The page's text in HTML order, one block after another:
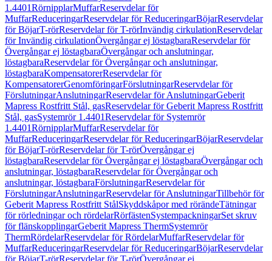
1.4401RörnipplarMuffarReservdelar för
MuffarReduceringarReservdelar för ReduceringarBöjarReservdelar
för BöjarT-rörReservdelar för T-rörInvändig cirkulationReservdelar
för Invändig cirkulationÖvergångar ej löstagbaraReservdelar för
Övergångar ej löstagbaraÖvergångar och anslutningar,
löstagbaraReservdelar för Övergångar och anslutningar,
löstagbaraKompensatorerReservdelar för
KompensatorerGenomföringarFörslutningarReservdelar för
FörslutningarAnslutningarReservdelar för AnslutningarGeberit
Mapress Rostfritt Stål, gasReservdelar för Geberit Mapress Rostfritt
Stål, gasSystemrör 1.4401Reservdelar för Systemrör
1.4401RörnipplarMuffarReservdelar för
MuffarReduceringarReservdelar för ReduceringarBöjarReservdelar
för BöjarT-rörReservdelar för T-rörÖvergångar ej
löstagbaraReservdelar för Övergångar ej löstagbaraÖvergångar och
anslutningar, löstagbaraReservdelar för Övergångar och
anslutningar, löstagbaraFörslutningarReservdelar för
FörslutningarAnslutningarReservdelar för AnslutningarTillbehör för
Geberit Mapress Rostfritt StålSkyddskåpor med rörändeTätningar
för rörledningar och rördelarRörfästenSystempackningarSet skruv
för flänskopplingarGeberit Mapress ThermSystemrör
ThermRördelarReservdelar för RördelarMuffarReservdelar för
MuffarReduceringarReservdelar för ReduceringarBöjarReservdelar
för BöjarT-rörReservdelar för T-rörÖvergångar ej